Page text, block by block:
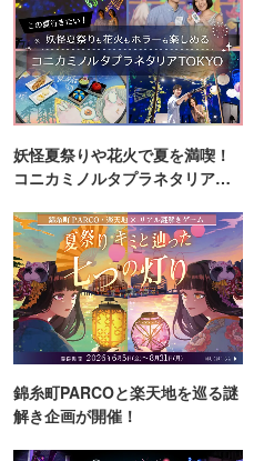
妖怪夏祭りや花火で夏を満喫！
コニカミノルタプラネタリア
錦糸町PARCOと楽天地を巡る謎
解き企画が開催！